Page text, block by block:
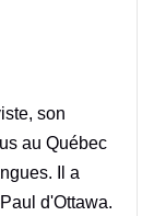
son
au Québec
Il a
d'Ottawa.